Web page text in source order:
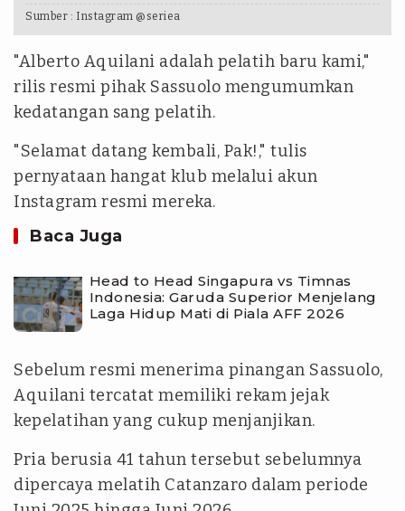
Sumber : Instagram @seriea
"Alberto Aquilani adalah pelatih baru kami,"
rilis resmi pihak Sassuolo mengumumkan
kedatangan sang pelatih.
"Selamat datang kembali, Pak!," tulis
pernyataan hangat klub melalui akun
Instagram resmi mereka.
Baca Juga
Head to Head Singapura vs Timnas
Indonesia: Garuda Superior Menjelang
Laga Hidup Mati di Piala AFF 2026
Sebelum resmi menerima pinangan Sassuolo,
Aquilani tercatat memiliki rekam jejak
kepelatihan yang cukup menjanjikan.
Pria berusia 41 tahun tersebut sebelumnya
dipercaya melatih Catanzaro dalam periode